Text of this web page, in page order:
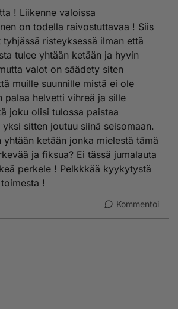
! Liikenne valoissa
on todella raivostuttavaa ! Siis
risteyksessä ilman että
tulee yhtään ketään ja hyvin
valot on säädety siten
muille suunnille mistä ei ole
palaa helvetti vihreä ja sille
joku olisi tulossa paistaa
yksi sitten joutuu siinä seisomaan.
yhtään ketään jonka mielestä tämä
ja fiksua? Ei tässä jumalauta
perkele ! Pelkkkää kyykytystä
!
Kommentoi